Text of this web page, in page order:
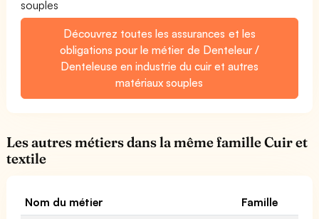
souples
Découvrez toutes les assurances et les
obligations pour le métier de Denteleur /
Denteleuse en industrie du cuir et autres
matériaux souples
Les autres métiers dans la même famille Cuir et
textile
Nom du métier
Famille